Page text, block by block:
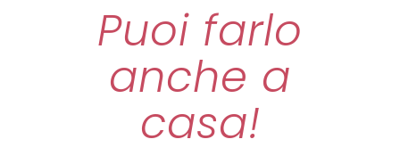
Puoi farlo
anche a
casa!